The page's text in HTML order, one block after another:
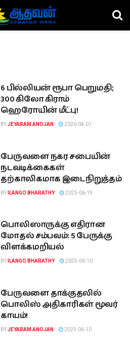
6 பில்லியன் ரூபா பெறுமதி;
300 கிலோ கிராம்
ஹெரோயின் மீட்பு!
BYJEYARAM ANOJAN 2026-04-01
பேருவளை நகர சபையின்
நடவடிக்கைகள்
தற்காலிகமாக இடைநிறுத்தம்
BY ILANGO BHARATHY 2025-06-19
பொலிஸாருக்கு எதிரான
மோதல் சம்பவம்: 5 பேருக்கு
விளக்கமறியல்
BY ILANGO BHARATHY 2025-06-10
பேருவளை தாக்குதலில்
பொலிஸ் அதிகாரிகள் மூவர்
காயம்!
BYJEYARAM ANOJAN 2025-06-10